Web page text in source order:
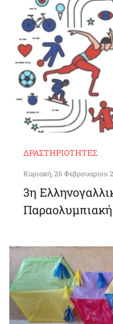
ΔΡΑΣΤΗΡΙΌΤΗΤΕΣ
Κυριακή, 26 Φεβρουαρίου
3η